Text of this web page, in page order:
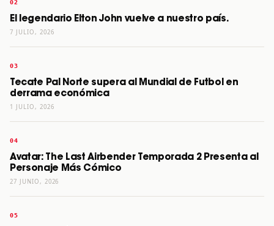
El legendario Elton John vuelve a nuestro país.
7 JULIO, 2026
Tecate Pal Norte supera al Mundial de Futbol en
derrama económica
1 JULIO, 2026
Avatar: The Last Airbender Temporada 2 Presenta al
Personaje Más Cómico
27 JUNIO, 2026